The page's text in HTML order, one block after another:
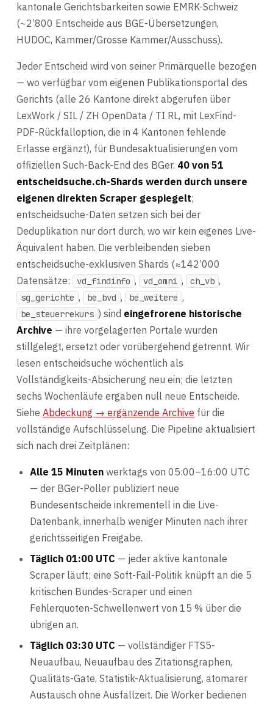
kantonale Gerichtsbarkeiten sowie EMRK-Schweiz
(~2’800 Entscheide aus BGE-Übersetzungen,
HUDOC, Kammer/Grosse Kammer/Ausschuss).
Jeder Entscheid wird von seiner Primärquelle bezogen
— wo verfügbar vom eigenen Publikationsportal des
Gerichts (alle 26 Kantone direkt abgerufen über
LexWork / SIL / ZH OpenData / TI RL, mit LexFind-
PDF-Rückfalloption, die in 4 Kantonen fehlende
Erlasse ergänzt), für Bundesaktualisierungen vom
offiziellen Such-Back-End des BGer. 40 von 51
entscheidsuche.ch-Shards werden durch unsere
eigenen direkten Scraper gespiegelt;
entscheidsuche-Daten setzen sich bei der
Deduplikation nur dort durch, wo wir kein eigenes Live-
Äquivalent haben. Die verbleibenden sieben
entscheidsuche-exklusiven Shards (≈142’000
Datensätze:
vd_findinfo , vd_omni , ch_vb ,
sg_gerichte , be_bvd , be_weitere ,
be_steuerrekurs ) sind eingefrorene historische
Archive — ihre vorgelagerten Portale wurden
stillgelegt, ersetzt oder vorübergehend getrennt. Wir
lesen entscheidsuche wöchentlich als
Vollständigkeits-Absicherung neu ein; die letzten
sechs Wochenläufe ergaben null neue Entscheide.
Siehe Abdeckung → ergänzende Archive für die
vollständige Aufschlüsselung. Die Pipeline aktualisiert
sich nach drei Zeitplänen:
Alle 15 Minutenwerktags von 05:00–16:00 UTC
— der BGer-Poller publiziert neue
Bundesentscheide inkrementell in die Live-
Datenbank, innerhalb weniger Minuten nach ihrer
gerichtsseitigen Freigabe.
Täglich 01:00 UTC — jeder aktive kantonale
Scraper läuft; eine Soft-Fail-Politik knüpft an die 5
kritischen Bundes-Scraper und einen
Fehlerquoten-Schwellenwert von 15 % über die
übrigen an.
Täglich 03:30 UTC — vollständiger FTS5-
Neuaufbau, Neuaufbau des Zitationsgraphen,
Qualitäts-Gate, Statistik-Aktualisierung, atomarer
Austausch ohne Ausfallzeit. Die Worker bedienen